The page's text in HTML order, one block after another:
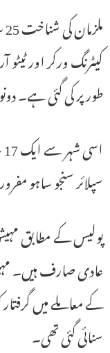
طور پر کی گئی ہے۔
سپلائر سنجو ساہو
پولیس کے مطابق
عادی صارف ہیں۔
کے معاملے میں
سنائی گئی تھی۔